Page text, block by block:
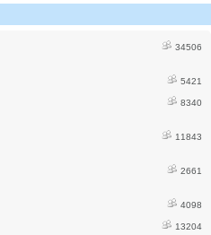
34506
5421
8340
11843
2661
4098
13204